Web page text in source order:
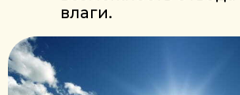
ВАЖНО УЧИТЫВАТЬ
ПРИ ЗАКЛАДКЕ САДА